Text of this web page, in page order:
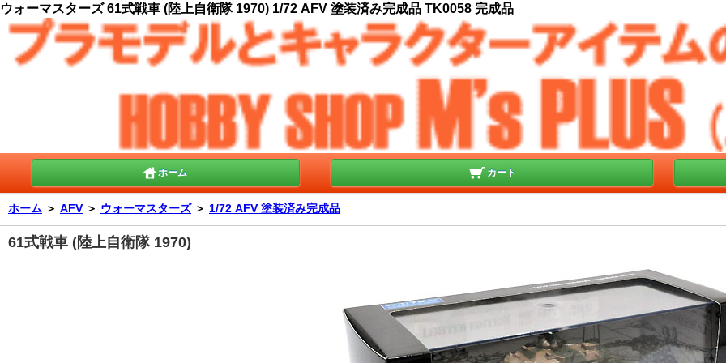
ウォーマスターズ 61式戦車 (陸上自衛隊 1970) 1/72 AFV 塗装済み完成品 TK0058 完成品
ホーム カート
ホーム ＞ AFV ＞ ウォーマスターズ＞ 1/72 AFV 塗装済み完成品
61式戦車 (陸上自衛隊 1970)